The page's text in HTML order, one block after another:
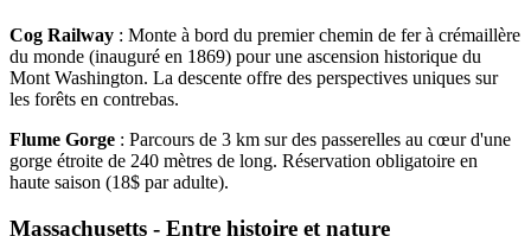
Cog Railway : Monte à bord du premier chemin de fer à crémaillère
du monde (inauguré en 1869) pour une ascension historique du
Mont Washington. La descente offre des perspectives uniques sur
les forêts en contrebas.
Flume Gorge : Parcours de 3 km sur des passerelles au cœur d'une
gorge étroite de 240 mètres de long. Réservation obligatoire en
haute saison (18$ par adulte).
Massachusetts - Entre histoire et nature